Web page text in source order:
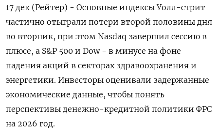
17 дек (Рейтер) - Основные индексы Уолл-стрит
частично отыграли потери второй половины дня
во вторник, при этом Nasdaq завершил сессию в
плюсе, а S&P 500 и Dow - в минусе на фоне
падения акций в секторах здравоохранения и
энергетики. Инвесторы оценивали задержанные
экономические данные, чтобы понять
перспективы денежно-кредитной политики ФРС
на 2026 год.